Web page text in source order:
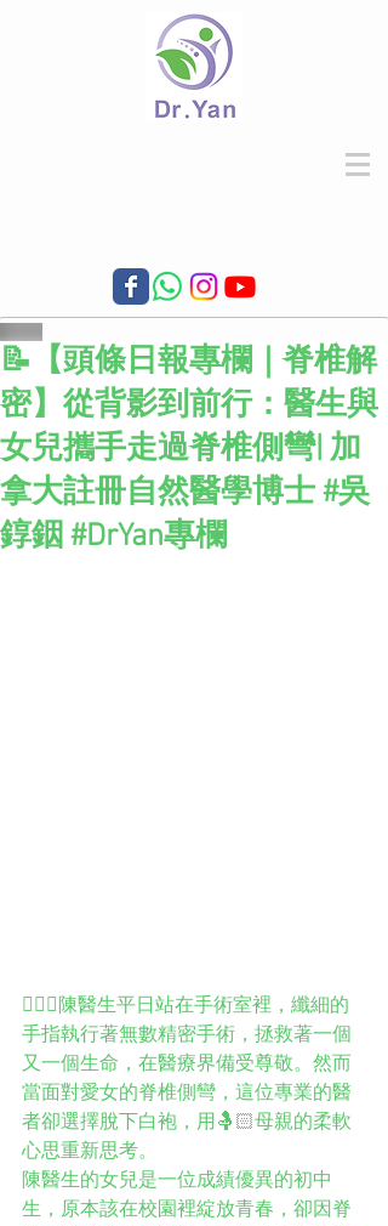
📝【頭條日報專欄｜脊椎解
密】從背影到前行：醫生與
女兒攜手走過脊椎側彎| 加
拿大註冊自然醫學博士 #吳
錞銦 #DrYan專欄
👩🏻‍⚕️陳醫生平日站在手術室裡，纖細的
手指執行著無數精密手術，拯救著一個
又一個生命，在醫療界備受尊敬。然而
當面對愛女的脊椎側彎，這位專業的醫
者卻選擇脫下白袍，用🤱🏻母親的柔軟
心思重新思考。
陳醫生的女兒是一位成績優異的初中
生，原本該在校園裡綻放青春，卻因脊